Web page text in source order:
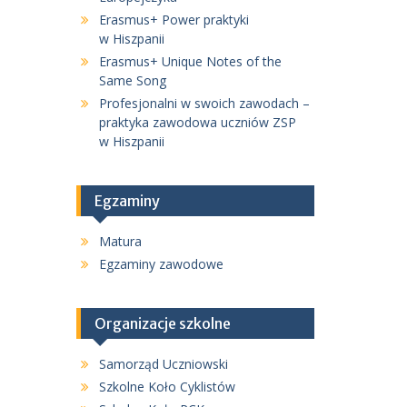
Erasmus+ Power praktyki
w Hiszpanii
Erasmus+ Unique Notes of the
Same Song
Profesjonalni w swoich zawodach –
praktyka zawodowa uczniów ZSP
w Hiszpanii
Egzaminy
Matura
Egzaminy zawodowe
Organizacje szkolne
Samorząd Uczniowski
Szkolne Koło Cyklistów